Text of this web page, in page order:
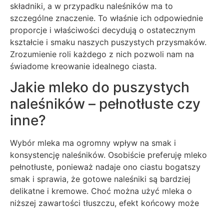
składniki, a w przypadku naleśników ma to
szczególne znaczenie. To właśnie ich odpowiednie
proporcje i właściwości decydują o ostatecznym
kształcie i smaku naszych puszystych przysmaków.
Zrozumienie roli każdego z nich pozwoli nam na
świadome kreowanie idealnego ciasta.
Jakie mleko do puszystych
naleśników – pełnotłuste czy
inne?
Wybór mleka ma ogromny wpływ na smak i
konsystencję naleśników. Osobiście preferuję mleko
pełnotłuste, ponieważ nadaje ono ciastu bogatszy
smak i sprawia, że gotowe naleśniki są bardziej
delikatne i kremowe. Choć można użyć mleka o
niższej zawartości tłuszczu, efekt końcowy może